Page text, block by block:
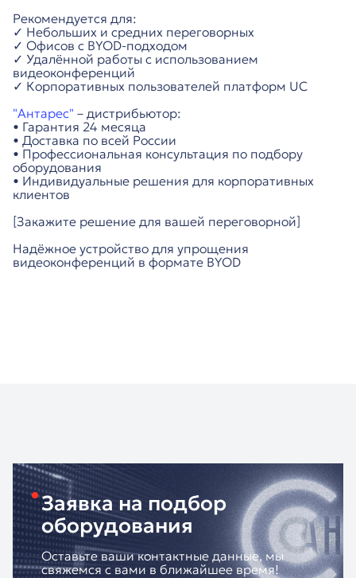
Рекомендуется для:
✓ Небольших и средних переговорных
✓ Офисов с BYOD-подходом
✓ Удалённой работы с использованием
видеоконференций
✓ Корпоративных пользователей платформ UC
"Антарес" – дистрибьютор:
• Гарантия 24 месяца
• Доставка по всей России
• Профессиональная консультация по подбору
оборудования
• Индивидуальные решения для корпоративных
клиентов
[Закажите решение для вашей переговорной]
Надёжное устройство для упрощения
видеоконференций в формате BYOD
Заявка на подбор
оборудования
Оставьте ваши контактные данные, мы
свяжемся с вами в ближайшее время!